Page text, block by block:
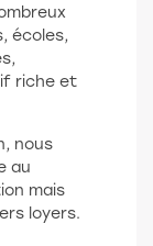
écoles,
riche et
nous
au
mais
loyers.